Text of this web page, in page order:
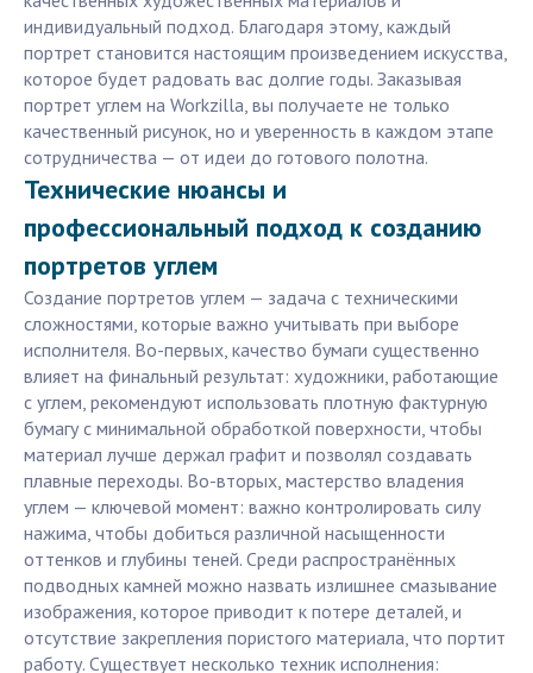
индивидуальный подход. Благодаря этому, каждый
портрет становится настоящим произведением искусства,
которое будет радовать вас долгие годы. Заказывая
портрет углем на Workzilla, вы получаете не только
качественный рисунок, но и уверенность в каждом этапе
сотрудничества — от идеи до готового полотна.
Технические нюансы и
профессиональный подход к созданию
портретов углем
Создание портретов углем — задача с техническими
сложностями, которые важно учитывать при выборе
исполнителя. Во-первых, качество бумаги существенно
влияет на финальный результат: художники, работающие
с углем, рекомендуют использовать плотную фактурную
бумагу с минимальной обработкой поверхности, чтобы
материал лучше держал графит и позволял создавать
плавные переходы. Во-вторых, мастерство владения
углем — ключевой момент: важно контролировать силу
нажима, чтобы добиться различной насыщенности
оттенков и глубины теней. Среди распространённых
подводных камней можно назвать излишнее смазывание
изображения, которое приводит к потере деталей, и
отсутствие закрепления пористого материала, что портит
работу. Существует несколько техник исполнения: